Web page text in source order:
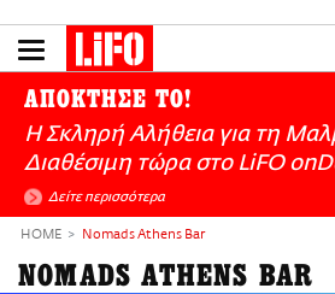
το
ΕΙΔΗΣΕΙΣ
CULTURE
ΑΠΟΨΕΙΣ
ΤΡΟΠΟΣ ΖΩΗΣ
PODCASTS
Plus
ΑΠΟΚΤΗΣΕ ΤΟ!
Η Σκληρή Αλήθεια για τη
Διαθέσιμη τώρα στo LiFO
Δείτε περισσότερα
HOME Nomads Athens Bar
NOMADS ATHENS BAR